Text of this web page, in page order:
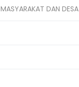
DAN DESA